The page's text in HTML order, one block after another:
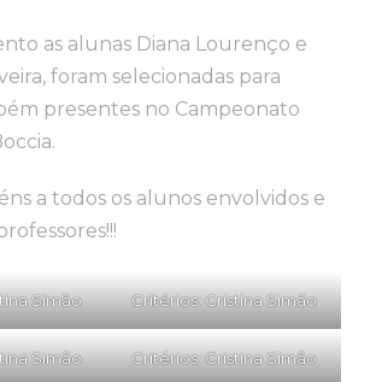
as alunas Diana Lourenço e
foram selecionadas para
presentes no Campeonato
a todos os alunos envolvidos e
Simão Critérios: Cristina Simão
Simão Critérios: Cristina Simão